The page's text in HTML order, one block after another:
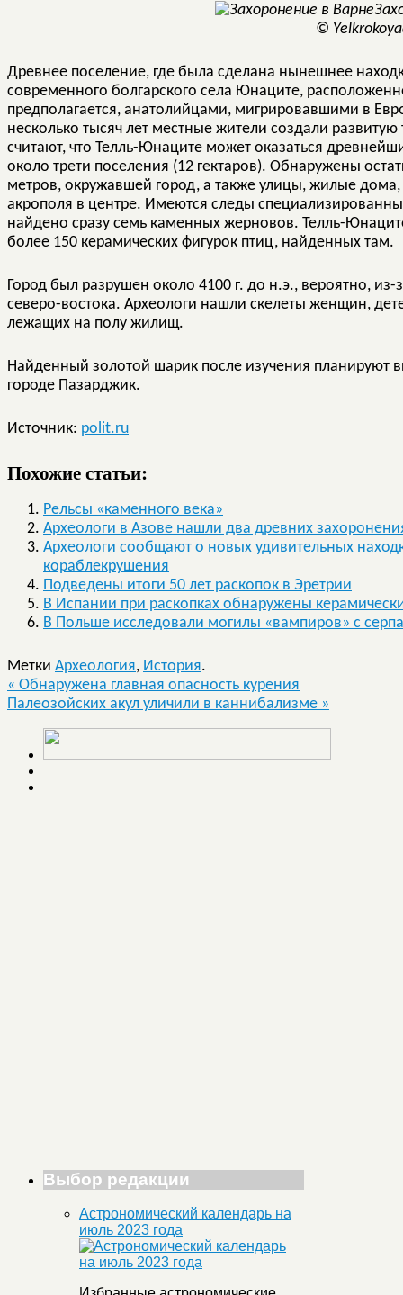
©
Древнее поселение, где была сделана нынешнее
современного болгарского села Юнаците,
предполагается, анатолийцами, мигрировавшими в
несколько тысяч лет местные жители создали
считают, что Телль-Юнаците может оказаться
около трети поселения (12 гектаров). Обнаружены
метров, окружавшей город, а также улицы, жилые
акрополя в центре. Имеются следы
найдено сразу семь каменных жерновов. Телль-
более 150 керамических фигурок птиц, найденных там.
Город был разрушен около 4100 г. до н.э., вероятно,
северо-востока. Археологи нашли скелеты женщин,
лежащих на полу жилищ.
Найденный золотой шарик после изучения планируют
городе Пазарджик.
Источник: polit.ru
Похожие статьи:
Рельсы «каменного века»
Археологи в Азове нашли два древних
Археологи сообщают о новых удивительных
кораблекрушения
Подведены итоги 50 лет раскопок в Эретрии
В Испании при раскопках обнаружены
В Польше исследовали могилы «вампиров» с
Метки Археология, История.
« Обнаружена главная опасность курения
Палеозойских акул уличили в каннибализме »
Выбор редакции
Астрономический календарь на
июль 2023 года